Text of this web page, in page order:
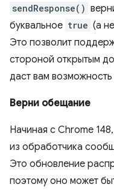
sendResponse()
буквальное true (а
Это позволит
стороной открытым
даст вам возможность
Верни обещание
Начиная с Chrome
из обработчика
Это обновление
поэтому оно может